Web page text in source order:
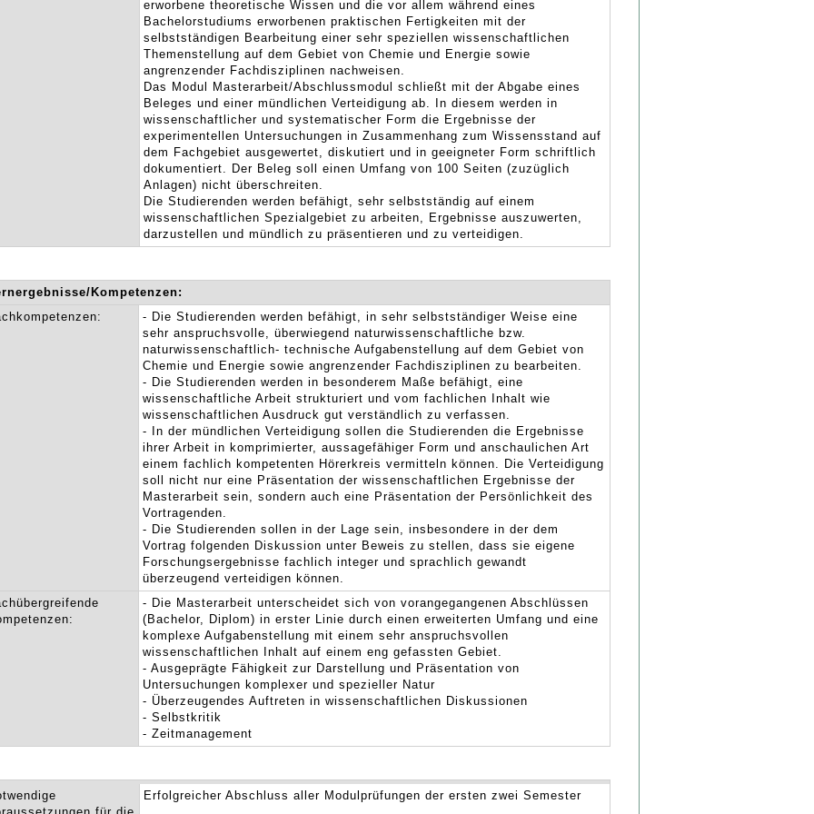
erworbene theoretische Wissen und die vor allem während eines
Bachelorstudiums erworbenen praktischen Fertigkeiten mit der
selbstständigen Bearbeitung einer sehr speziellen wissenschaftlichen
Themenstellung auf dem Gebiet von Chemie und Energie sowie
angrenzender Fachdisziplinen nachweisen.
Das Modul Masterarbeit/Abschlussmodul schließt mit der Abgabe eines
Beleges und einer mündlichen Verteidigung ab. In diesem werden in
wissenschaftlicher und systematischer Form die Ergebnisse der
experimentellen Untersuchungen in Zusammenhang zum Wissensstand auf
dem Fachgebiet ausgewertet, diskutiert und in geeigneter Form schriftlich
dokumentiert. Der Beleg soll einen Umfang von 100 Seiten (zuzüglich
Anlagen) nicht überschreiten.
Die Studierenden werden befähigt, sehr selbstständig auf einem
wissenschaftlichen Spezialgebiet zu arbeiten, Ergebnisse auszuwerten,
darzustellen und mündlich zu präsentieren und zu verteidigen.
Kompetenzen:
- Die Studierenden werden befähigt, in sehr selbstständiger Weise eine
sehr anspruchsvolle, überwiegend naturwissenschaftliche bzw.
naturwissenschaftlich- technische Aufgabenstellung auf dem Gebiet von
Chemie und Energie sowie angrenzender Fachdisziplinen zu bearbeiten.
- Die Studierenden werden in besonderem Maße befähigt, eine
wissenschaftliche Arbeit strukturiert und vom fachlichen Inhalt wie
wissenschaftlichen Ausdruck gut verständlich zu verfassen.
- In der mündlichen Verteidigung sollen die Studierenden die Ergebnisse
ihrer Arbeit in komprimierter, aussagefähiger Form und anschaulichen Art
einem fachlich kompetenten Hörerkreis vermitteln können. Die Verteidigung
soll nicht nur eine Präsentation der wissenschaftlichen Ergebnisse der
Masterarbeit sein, sondern auch eine Präsentation der Persönlichkeit des
Vortragenden.
- Die Studierenden sollen in der Lage sein, insbesondere in der dem
Vortrag folgenden Diskussion unter Beweis zu stellen, dass sie eigene
Forschungsergebnisse fachlich integer und sprachlich gewandt
überzeugend verteidigen können.
- Die Masterarbeit unterscheidet sich von vorangegangenen Abschlüssen
(Bachelor, Diplom) in erster Linie durch einen erweiterten Umfang und eine
komplexe Aufgabenstellung mit einem sehr anspruchsvollen
wissenschaftlichen Inhalt auf einem eng gefassten Gebiet.
- Ausgeprägte Fähigkeit zur Darstellung und Präsentation von
Untersuchungen komplexer und spezieller Natur
- Überzeugendes Auftreten in wissenschaftlichen Diskussionen
- Selbstkritik
- Zeitmanagement
Erfolgreicher Abschluss aller Modulprüfungen der ersten zwei Semester